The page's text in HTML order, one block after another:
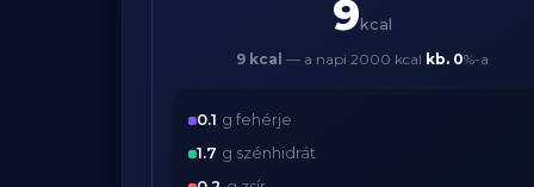
9 kcal
9 kcal — a napi 2000 kcal kb. 0%-a
0.1 g fehérje
1.7 g szénhidrát